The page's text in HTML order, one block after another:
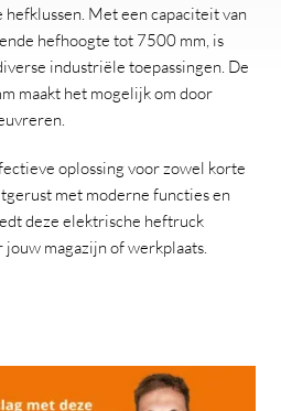
Met een capaciteit van
hefhoogte tot 7500 mm, is
industriële toepassingen. De
maakt het mogelijk om door
oplossing voor zowel korte
met moderne functies en
deze elektrische heftruck
magazijn of werkplaats.